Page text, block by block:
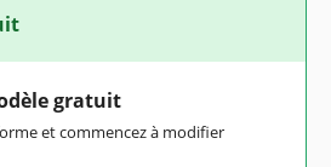
gratuit
et commencez à modifier